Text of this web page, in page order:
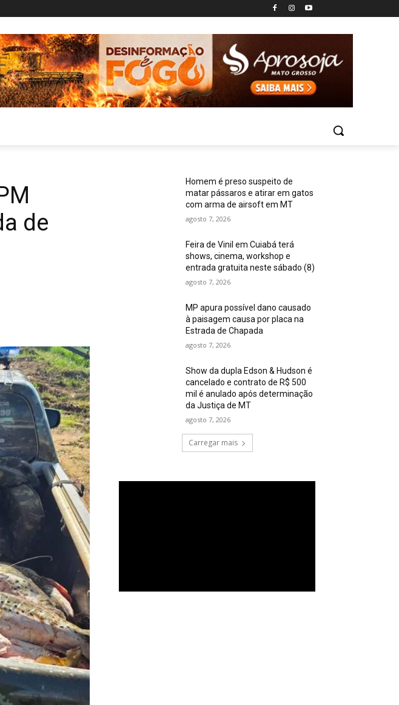
de
Homem é preso suspeito de
matar pássaros e atirar em gatos
com arma de airsoft em MT
agosto 7, 2026
Feira de Vinil em Cuiabá terá
shows, cinema, workshop e
entrada gratuita neste sábado (8)
agosto 7, 2026
MP apura possível dano causado
à paisagem causa por placa na
Estrada de Chapada
agosto 7, 2026
Show da dupla Edson & Hudson é
cancelado e contrato de R$ 500
mil é anulado após determinação
da Justiça de MT
agosto 7, 2026
Carregar mais